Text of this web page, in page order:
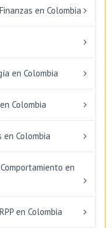
en Colombia
en Colombia
Colombia
en Colombia
en
en Colombia